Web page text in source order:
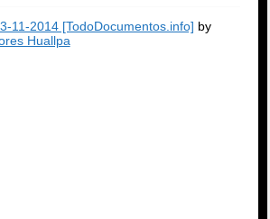
11-2014 [TodoDocumentos.info] by
Huallpa